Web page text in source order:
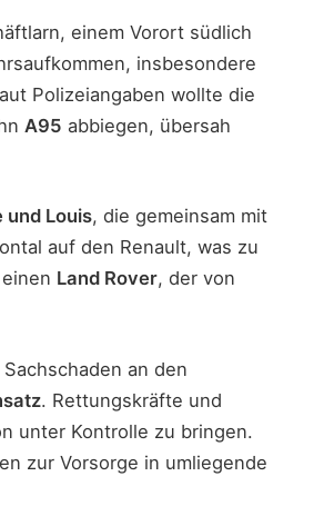
einem Vorort südlich
insbesondere
Polizeiangaben wollte die
A95 abbiegen, übersah
und Louis, die gemeinsam mit
auf den Renault, was zu
Land Rover, der von
an den
. Rettungskräfte und
unter Kontrolle zu bringen.
zur Vorsorge in umliegende